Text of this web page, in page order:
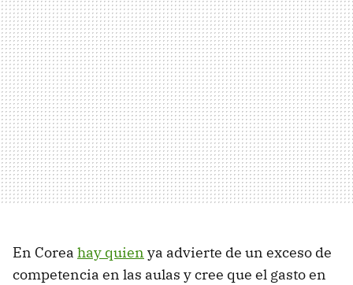
En Corea hay quien ya advierte de un exceso de
competencia en las aulas y cree que el gasto en